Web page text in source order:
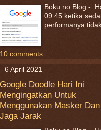
Boku no Blog -
09:45 ketika
performanya
10 comments:
6 April 2021
Google Doodle Hari Ini
Mengingatkan Untuk
Menggunakan Masker Dan
Jaga Jarak